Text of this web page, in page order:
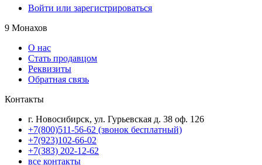
Войти или зарегистрироваться
9 Монахов
О нас
Стать продавцом
Реквизиты
Обратная связь
Контакты
г. Новосибирск, ул. Гурьевская д. 38 оф. 126
+7(800)511-56-62 (звонок бесплатный)
+7(923)102-66-02
+7(383) 202-12-62
все контакты